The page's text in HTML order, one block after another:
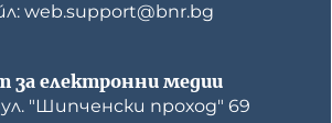
web.support@bnr.bg
за електронни медии
"Шипченски проход" 69